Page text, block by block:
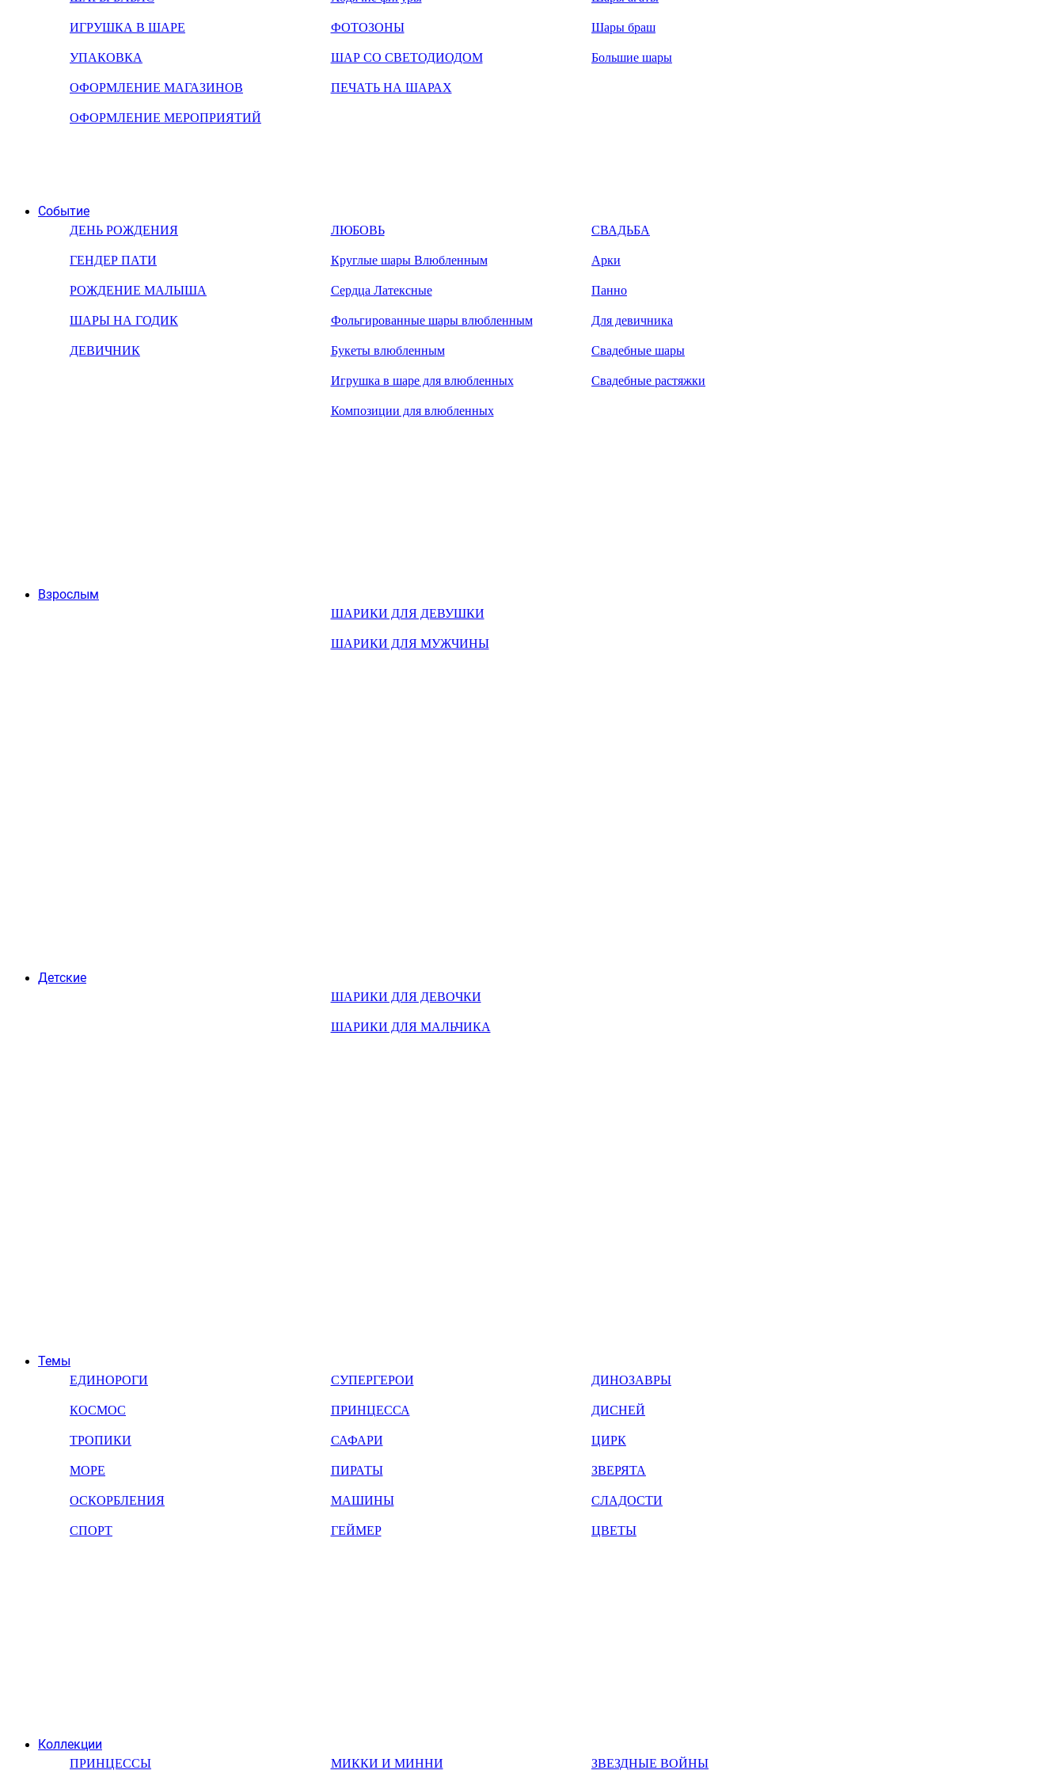
ИГРУШКА В ШАРЕ
УПАКОВКА
ОФОРМЛЕНИЕ МАГАЗИНОВ
ОФОРМЛЕНИЕ МЕРОПРИЯТИЙ
ФОТОЗОНЫ
ШАР СО СВЕТОДИОДОМ
ПЕЧАТЬ НА ШАРАХ
Шары браш
Большие шары
Событие
ДЕНЬ РОЖДЕНИЯ
ГЕНДЕР ПАТИ
РОЖДЕНИЕ МАЛЫША
ШАРЫ НА ГОДИК
ДЕВИЧНИК
ЛЮБОВЬ
Круглые шары Влюбленным
Сердца Латексные
Фольгированные шары влюбленным
Букеты влюбленным
Игрушка в шаре для влюбленных
Композиции для влюбленных
СВАДЬБА
Арки
Панно
Для девичника
Свадебные шары
Свадебные растяжки
Взрослым
ШАРИКИ ДЛЯ ДЕВУШКИ
ШАРИКИ ДЛЯ МУЖЧИНЫ
Детские
ШАРИКИ ДЛЯ ДЕВОЧКИ
ШАРИКИ ДЛЯ МАЛЬЧИКА
Темы
ЕДИНОРОГИ
КОСМОС
ТРОПИКИ
МОРЕ
ОСКОРБЛЕНИЯ
СПОРТ
СУПЕРГЕРОИ
ПРИНЦЕССА
САФАРИ
ПИРАТЫ
МАШИНЫ
ГЕЙМЕР
ДИНОЗАВРЫ
ДИСНЕЙ
ЦИРК
ЗВЕРЯТА
СЛАДОСТИ
ЦВЕТЫ
Коллекции
ПРИНЦЕССЫ МИККИ И МИННИ ЗВЕЗДНЫЕ ВОЙНЫ